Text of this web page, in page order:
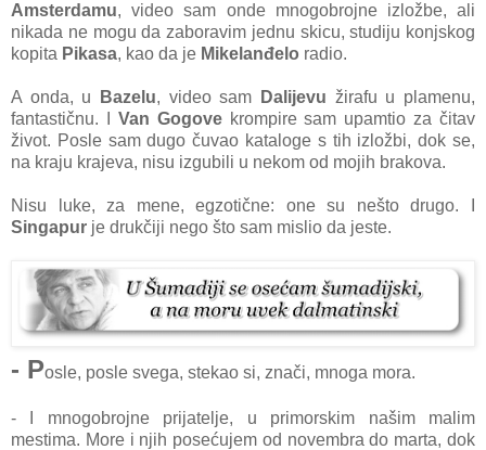
Amsterdamu, video sam onde mnogobrojne izložbe, ali
nikada ne mogu da zaboravim jednu skicu, studiju konjskog
kopita Pikasa, kao da je Mikelanđelo radio.
A onda, u Bazelu, video sam Dalijevu žirafu u plamenu,
fantastičnu. I Van Gogovekrompire sam upamtio za čitav
život. Posle sam dugo čuvao kataloge s tih izložbi, dok se,
na kraju krajeva, nisu izgubili u nekom od mojih brakova.
Nisu luke, za mene, egzotične: one su nešto drugo. I
Singapur je drukčiji nego što sam mislio da jeste.
- Posle, posle svega, stekao si, znači, mnoga mora.
- I mnogobrojne prijatelje, u primorskim našim malim
mestima. More i njih posećujem od novembra do marta, dok